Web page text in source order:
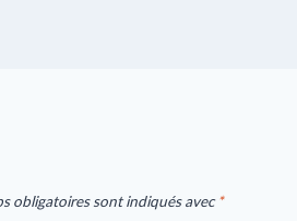
obligatoires sont indiqués avec*